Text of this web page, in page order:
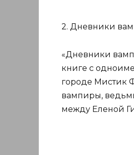
2. Дневники
«Дневники
книге с
городе Мистик
вампиры,
между Еленой